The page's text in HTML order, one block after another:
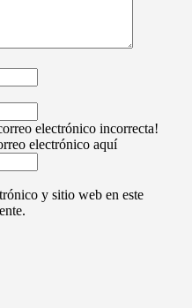
electrónico incorrecta!
electrónico aquí
y sitio web en este